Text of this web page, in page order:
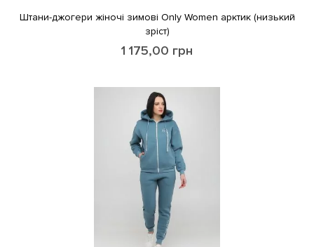
Штани-джогери жіночі зимові Only Women арктик (низький
зріст)
1 175,00 грн